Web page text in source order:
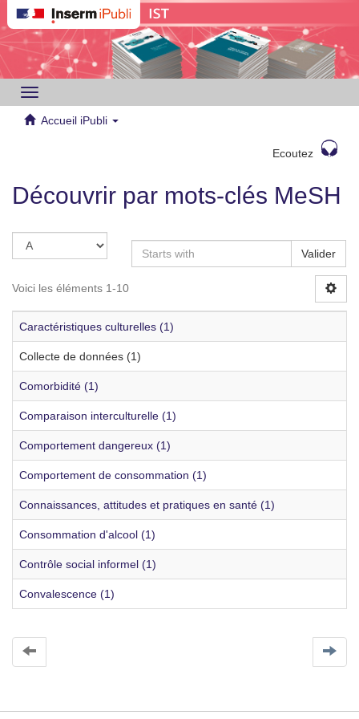
Toggle
navigation
Accueil iPubli
Ecoutez
Découvrir par mots-clés MeSH
Valider
Voici les éléments 1-10
Caractéristiques culturelles (1)
Collecte de données (1)
Comorbidité (1)
Comparaison interculturelle (1)
Comportement dangereux (1)
Comportement de consommation (1)
Connaissances, attitudes et pratiques en santé (1)
Consommation d'alcool (1)
Contrôle social informel (1)
Convalescence (1)